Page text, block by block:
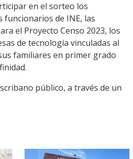
en el sorteo los
funcionarios de INE, las
el Proyecto Censo 2023, los
de tecnología vinculadas al
familiares en primer grado
público, a través de un